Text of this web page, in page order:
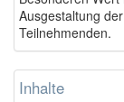
Ausgestaltung
Teilnehmenden.
Inhalte